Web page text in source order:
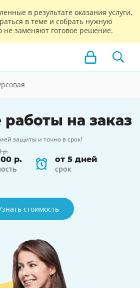
в результате оказания услуги,
в теме и собрать нужную
заменяют готовое решение.
на заказ
защиты и точно в срок!
р.
р.
от 5 дней
срок
стоимость